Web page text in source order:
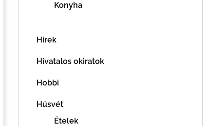
Konyha
Hírek
Hivatalos okiratok
Hobbi
Húsvét
Ételek